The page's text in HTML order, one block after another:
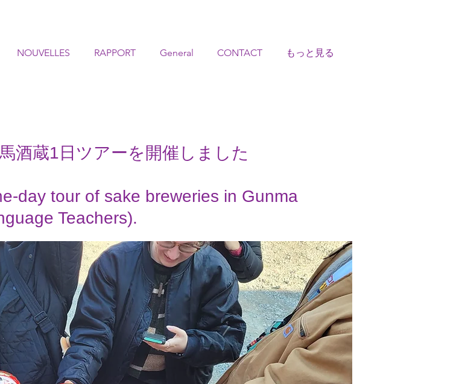
NOUVELLES RAPPORT General CONTACT もっと見る
酒蔵1日ツアーを開催しました
day tour of sake breweries in Gunma
Teachers).